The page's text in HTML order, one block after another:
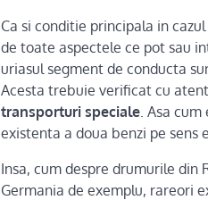
Ca si conditie principala in
de toate aspectele ce pot sau
uriasul segment de conducta
Acesta trebuie verificat cu
transporturi speciale. Asa
existenta a doua benzi pe sens
Insa, cum despre drumurile din
Germania de exemplu, rareori